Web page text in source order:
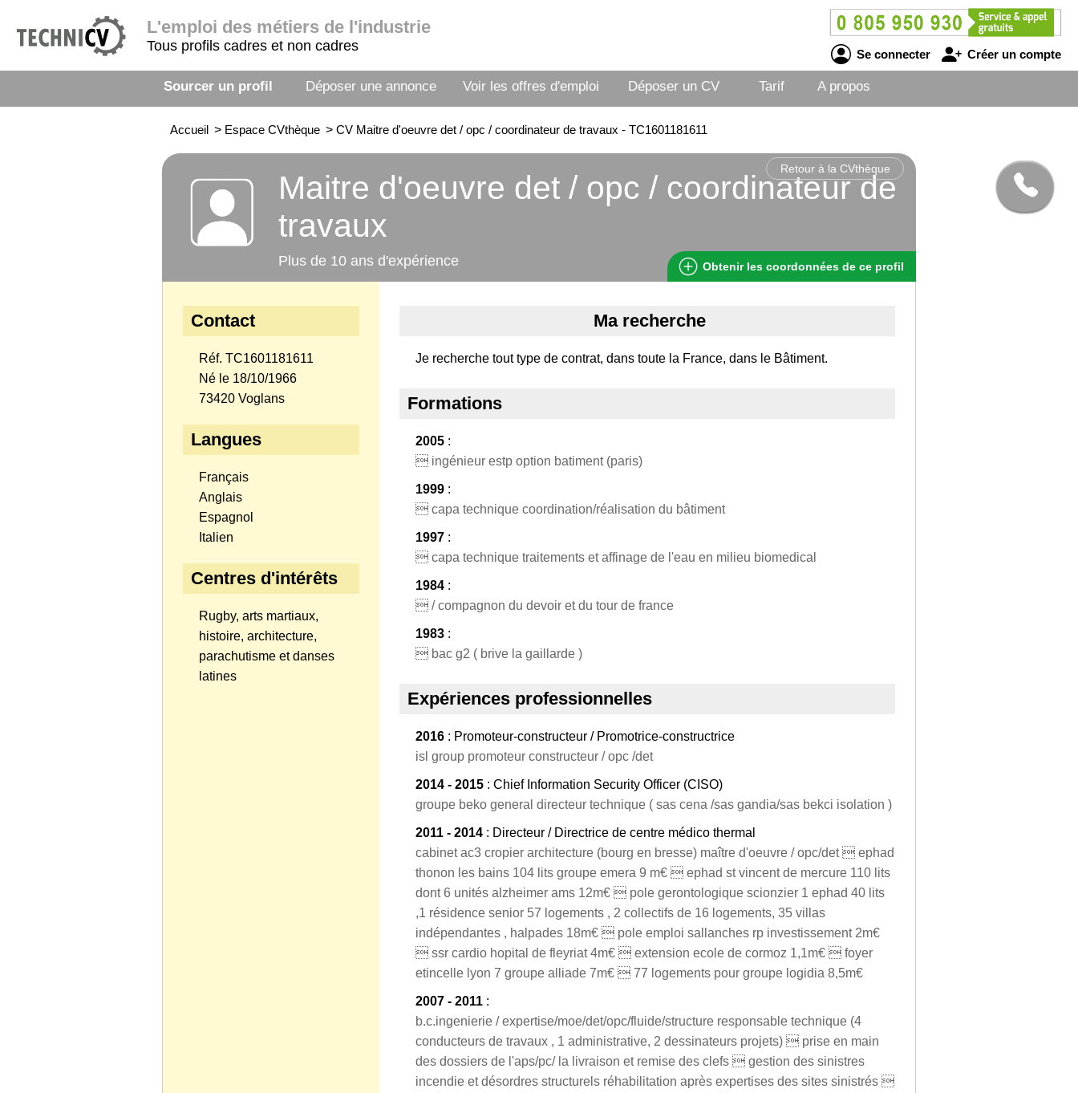
L'emploi des métiers de l'industrie
Tous profils cadres et non cadres
Se connecter Créer un compte
Sourcer un profil Déposer une annonce Voir les offres d'emploi Déposer un CV Tarif A propos
Accueil > Espace CVthèque > CV Maitre d'oeuvre det / opc / coordinateur de travaux - TC1601181611
Retour à la CVthèque
Maitre d'oeuvre det / opc / coordinateur de
travaux
Plus de 10 ans d'expérience Obtenir les coordonnées de ce profil
Contact
Réf. TC1601181611
Né le 18/10/1966
73420 Voglans
Langues
Français
Anglais
Espagnol
Italien
Centres d'intérêts
Rugby, arts martiaux,
histoire, architecture,
parachutisme et danses
latines
Ma recherche
Je recherche tout type de contrat, dans toute la France, dans le Bâtiment.
Formations
2005 :
 ingénieur estp option batiment (paris)
1999 :
 capa technique coordination/réalisation du bâtiment
1997 :
 capa technique traitements et affinage de l'eau en milieu biomedical
1984 :
 / compagnon du devoir et du tour de france
1983 :
 bac g2 ( brive la gaillarde )
Expériences professionnelles
2016 : Promoteur-constructeur / Promotrice-constructrice
isl group promoteur constructeur / opc /det
2014 - 2015 : Chief Information Security Officer (CISO)
groupe beko general directeur technique ( sas cena /sas gandia/sas bekci isolation )
2011 - 2014 : Directeur / Directrice de centre médico thermal
cabinet ac3 cropier architecture (bourg en bresse) maître d'oeuvre / opc/det  ephad
thonon les bains 104 lits groupe emera 9 m€  ephad st vincent de mercure 110 lits
dont 6 unités alzheimer ams 12m€  pole gerontologique scionzier 1 ephad 40 lits
,1 résidence senior 57 logements , 2 collectifs de 16 logements, 35 villas
indépendantes , halpades 18m€  pole emploi sallanches rp investissement 2m€
 ssr cardio hopital de fleyriat 4m€  extension ecole de cormoz 1,1m€  foyer
etincelle lyon 7 groupe alliade 7m€  77 logements pour groupe logidia 8,5m€
2007 - 2011 :
b.c.ingenierie / expertise/moe/det/opc/fluide/structure responsable technique (4
conducteurs de travaux , 1 administrative, 2 dessinateurs projets)  prise en main
des dossiers de l'aps/pc/ la livraison et remise des clefs  gestion des sinistres
incendie et désordres structurels réhabilitation après expertises des sites sinistrés 